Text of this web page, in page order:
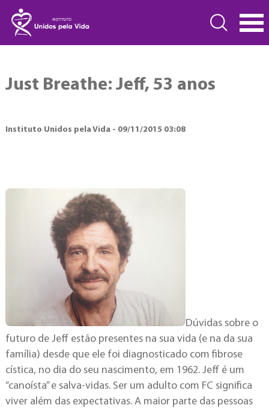
Just Breathe: Jeff, 53 anos
Instituto Unidos pela Vida - 09/11/2015 03:08
Dúvidas sobre o
futuro de Jeff estão presentes na sua vida (e na da sua
família) desde que ele foi diagnosticado com fibrose
cística, no dia do seu nascimento, em 1962. Jeff é um
“canoísta” e salva-vidas. Ser um adulto com FC significa
viver além das expectativas. A maior parte das pessoas